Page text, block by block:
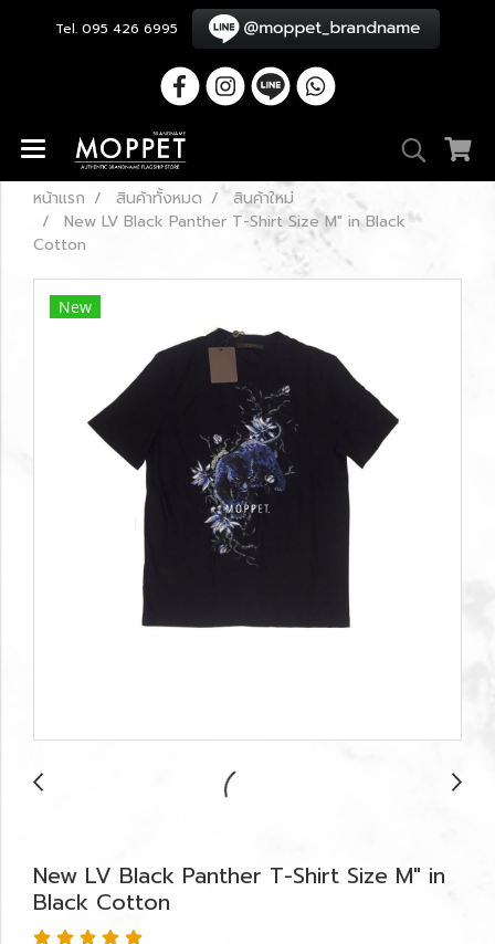
Tel. 095 426 6995
หน้าแรก สินค้าทั้งหมด
สินค้าใหม่
New LV Black Panther T-Shirt Size M" in Black
Cotton
New
New LV Black Panther T-Shirt Size M" in
Black Cotton